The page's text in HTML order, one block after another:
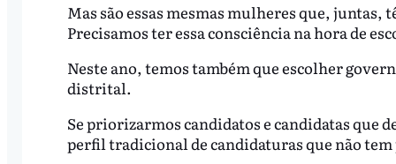
Mas são essas mesmas mulheres que,
Precisamos ter essa consciência na hora de
Neste ano, temos também que escolher
distrital.
Se priorizarmos candidatos e candidatas que
perfil tradicional de candidaturas que não